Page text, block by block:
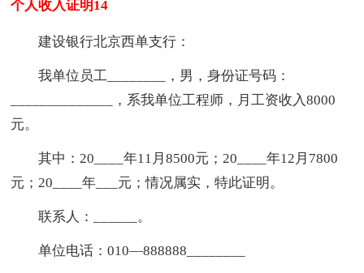
个人收入证明14
建设银行北京西单支行：
我单位员工________，男，身份证号码：
______________，系我单位工程师，月工资收入8000
元。
其中：20____年11月8500元；20____年12月7800
元；20____年___元；情况属实，特此证明。
联系人：______。
单位电话：010—888888________